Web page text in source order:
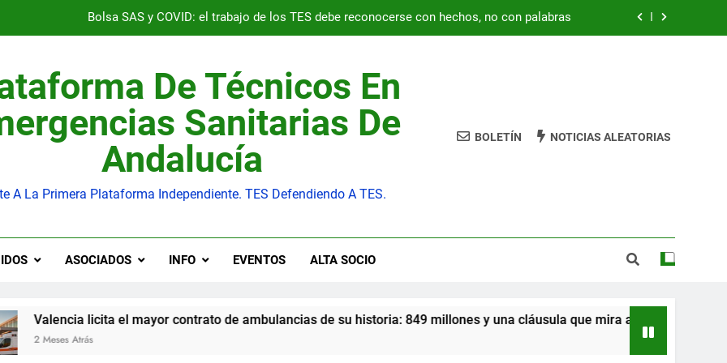
Bolsa SAS y COVID: el trabajo de los TES debe reconocerse con hechos, no con palabras
Valencia licita el mayor contrato de ambulancias de su historia: 849 millones y una cláusula que mira al
ambulancias de Baleares se plantan: ocho años sin adaptar condiciones y una huelga que amenaza con
ser indefinida
Bolsa SAS y COVID: el trabajo de los TES debe reconocerse con hechos, no con palabras
Técnicos en Emergencias Sanitarias, presentes en Venezuela: PLATESA expresa su solidaridad con el
ambulancias de Baleares se plantan: ocho años sin adaptar condiciones y una huelga que amenaza con
De Técnicos En
Sanitarias De
Andalucía
A La Primera Plataforma Independiente. TES Defendiendo A TES.
BOLETÍN NOTICIAS ALEATORIAS
ASOCIADOS INFO EVENTOS ALTA SOCIO
el mayor contrato de ambulancias de su historia: 849 millones y una cláusula que mira al empleo de los TES